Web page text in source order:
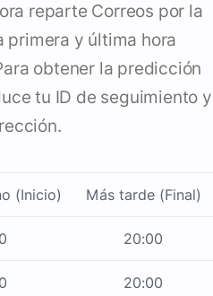
reparte Correos por la
primera y última hora
obtener la predicción
tu ID de seguimiento y
(Inicio) Más tarde (Final)
20:00
20:00